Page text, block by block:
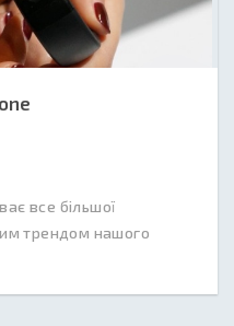
все більшої
трендом нашого